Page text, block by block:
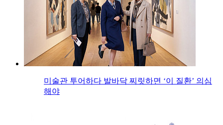
미술관 투어하다 발바닥 찌릿하면 ‘이 질환’ 의심
해야